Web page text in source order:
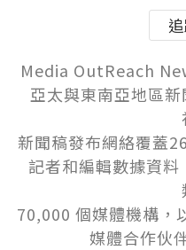
Media OutReach
亞太與東南亞地區
新聞稿發布網絡覆蓋
記者和編輯數據資
70,000 個媒體機構，
媒體合作伙